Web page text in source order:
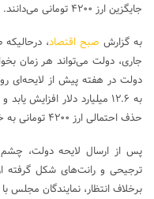
جایگزین ارز ۴۲۰۰ تومانی می‌دانند.
به گزارش صبح اقتصاد
جاری، دولت می‌تواند هر زمان
حذف احتمالی ارز ۴۲۰۰ تومانی به خانوارها به صورت یارانه نقدی نیز پرداخت شود.
پس از ارسال لایحه دولت،
ترجیحی و رانت‌های شکل گرفته